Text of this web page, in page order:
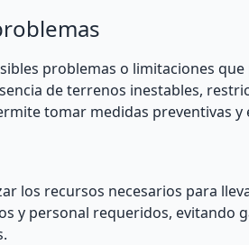
problemas o limitaciones
de terrenos inestables,
tomar medidas preventivas
los recursos necesarios para
y personal requeridos, evitando